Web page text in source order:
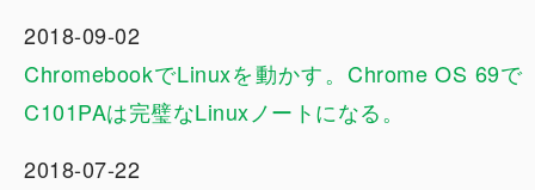
2018-09-02
ChromebookでLinuxを動かす。Chrome OS 69で
C101PAは完璧なLinuxノートになる。
2018-07-22